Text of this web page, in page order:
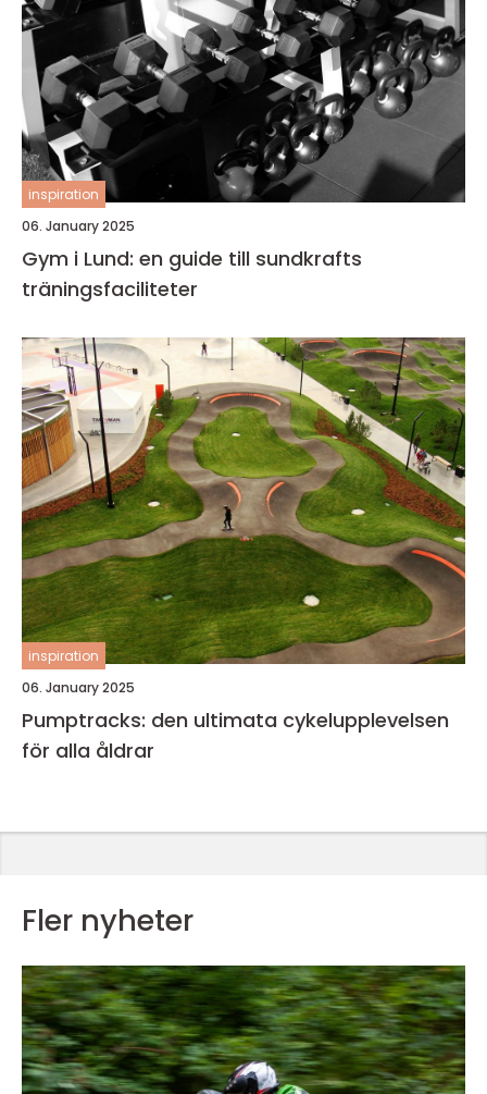
inspiration
06. January 2025
Gym i Lund: en guide till sundkrafts
träningsfaciliteter
inspiration
06. January 2025
Pumptracks: den ultimata cykelupplevelsen
för alla åldrar
Fler nyheter